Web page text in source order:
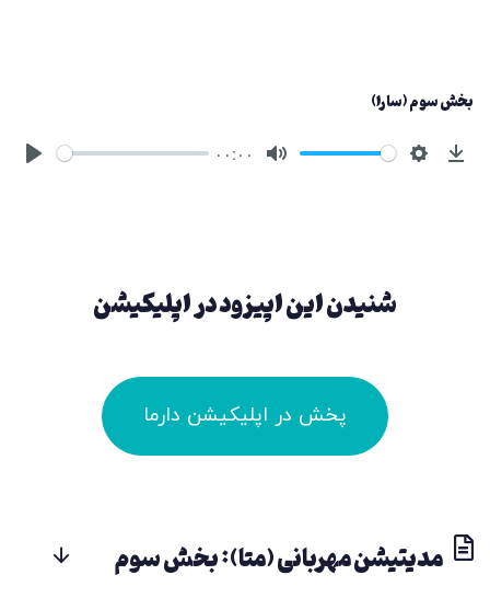
بخش سوم (سارا)
۰۰:۰۰
شنیدن این اپیزود در اپلیکیشن
پخش در اپلیکیشن دارما
مدیتیشن مهربانی (متا): بخش سوم